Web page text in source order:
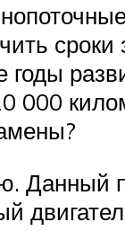
000
Данный